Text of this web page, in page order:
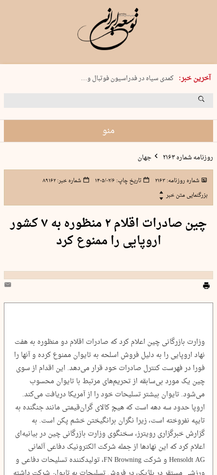
آخرین خبر:
دوشنبه 19 مرداد 1405 شماره 2246
کمدی سیاه در فدراسیون فوتبال و…
بریم ماهیگیری!
منو
روزنامه شماره ۲۱۶۳ جهان
شماره روزنامه:۲۱۶۳ تاریخ چاپ:۱۴۰۵/۰۲/۶ شماره خبر:۸۹۱۶۲
بزرگنمایی متن خبر
چین صادرات اقلام ۲ منظوره به ۷ کشور
اروپایی را ممنوع کرد
وزارت بازرگانی چین اعلام کرد که صادرات اقلام دو منظوره به هفت
نهاد اروپایی را به دلیل فروش اسلحه به تایوان ممنوع کرده و آنها را
فورا در فهرست کنترل صادرات خود قرار می‌دهد. این اقدام از سوی
چین یک مورد بی‌سابقه از تحریم‌های مرتبط با تایوان محسوب
می‌شود. تایوان بیشتر تسلیحات خود را از آمریکا دریافت می‌کند.
اروپا حدود سه دهه است که هیچ کالای گران‌قیمتی مانند جنگنده به
تایپه نفروخته است، زیرا نگران برانگیختن خشم پکن است. به
گزارش خبرگزاری رویترز، سخنگوی وزارت بازرگانی چین در بیانیه‌ای
اعلام کرد که این نهادها از جمله شرکت الکترونیک دفاعی آلمانی
Hensoldt AG و شرکت FN Browning، تولیدکننده تسلیحات دفاعی و